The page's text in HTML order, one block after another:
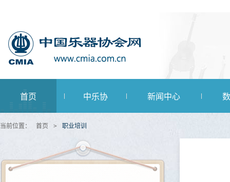
首页 中乐协 新闻中心
当前位置： 首页 > 职业培训